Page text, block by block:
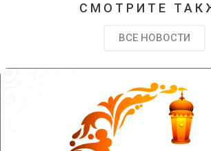
СМОТРИТЕ
ВСЕ НОВОСТИ